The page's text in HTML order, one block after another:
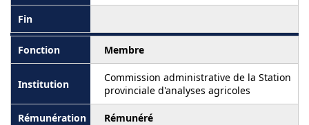
Membre
Commission administrative de la Station
provinciale d'analyses agricoles
Rémunéré